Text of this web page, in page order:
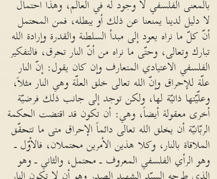
بالمعنى الفلسفي لا وجود له في العالم، وهذا احتمال
لا دليل لدينا يمنعنا عن ذلك أو يبطله، فمن المحتمل
أنّ كلّ ما نراه يعود إلى مبدأ السلطنة والقدرة وإرادة الله
تبارك وتعالى، وحتّى ما نراه من أنّ النار تحرق، فالتفكير
الفلسفي الاعتيادي المتعارف وإن كان يقول: إنّ النار
علّة للإحراق وإنّ الله تعالى خلق العلّة وهي النار مثلاً،
وعلّيّتها ذاتيّة لها، ولكن توجد إلى جانب ذلك فرضيّة
أخرى معقولة أيضاً، وهي: أن تكون قد اقتضت الحكمة
الربّانيّة أن يخلق الله تعالى دائماً الإحراق متى ما تتحقّق
الملاقاة بالنار، وكلا هذين الأمرين محتملان، فالأوّل ـ
وهو الرأي الفلسفي المعروف ـ محتمل، والثاني ـ وهو